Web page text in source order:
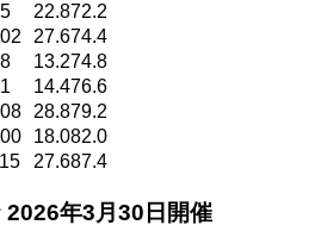
22.872.2
27.674.4
13.274.8
14.476.6
28.879.2
18.082.0
27.687.4
2026年3月30日開催